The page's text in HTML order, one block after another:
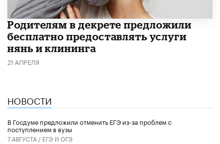
Родителям в декрете предложили
бесплатно предоставлять услуги
нянь и клининга
21 АПРЕЛЯ
НОВОСТИ
В Госдуме предложили отменить ЕГЭ из-за проблем с
поступлением в вузы
7 АВГУСТА / ЕГЭ И ОГЭ